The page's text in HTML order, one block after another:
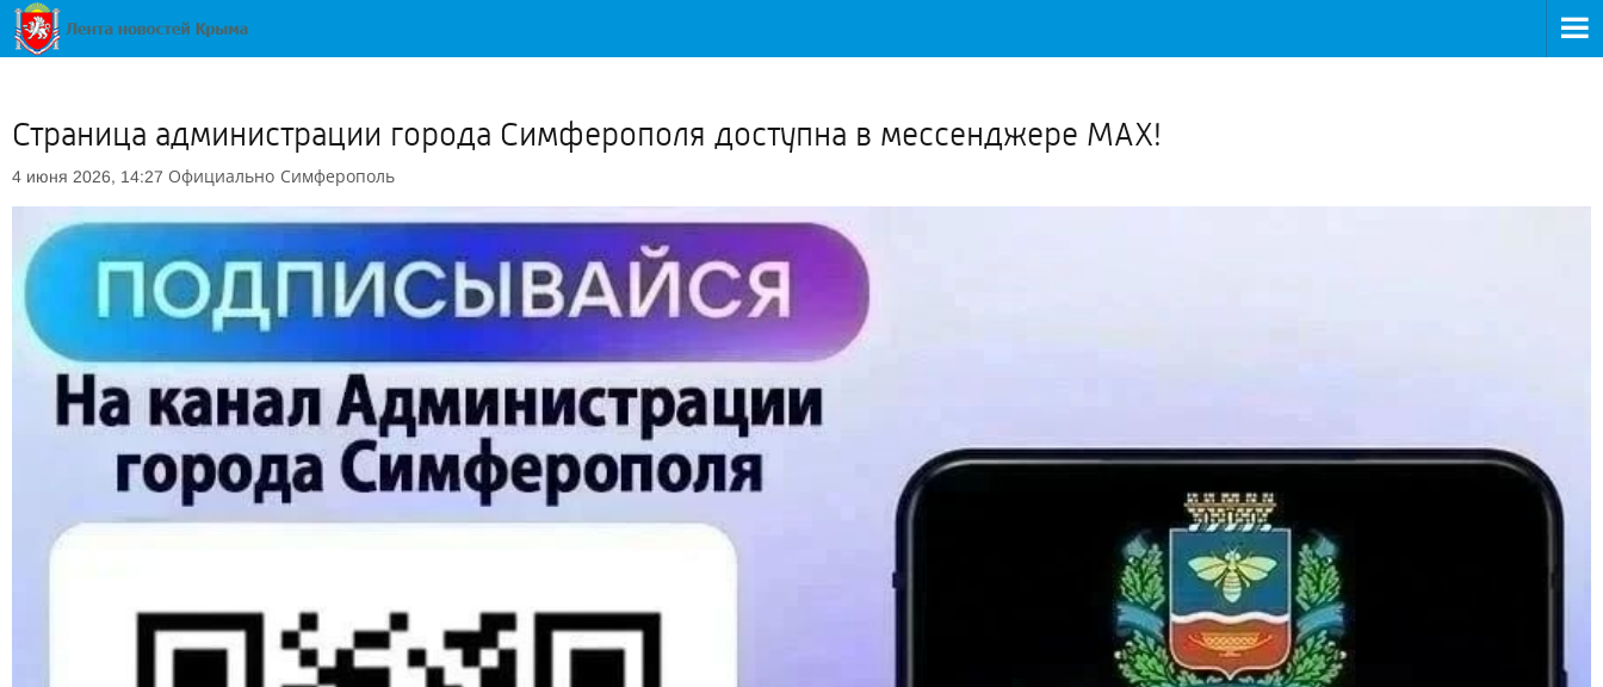
Страница администрации города Симферополя доступна в мессенджере МАХ!
4 июня 2026, 14:27 Официально Симферополь